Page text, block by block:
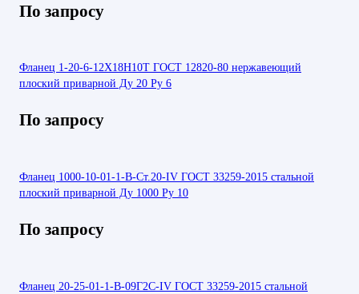
По запросу
Фланец 1-20-6-12Х18Н10Т ГОСТ 12820-80 нержавеющий
плоский приварной Ду 20 Ру 6
По запросу
Фланец 1000-10-01-1-В-Ст.20-IV ГОСТ 33259-2015 стальной
плоский приварной Ду 1000 Ру 10
По запросу
Фланец 20-25-01-1-В-09Г2С-IV ГОСТ 33259-2015 стальной